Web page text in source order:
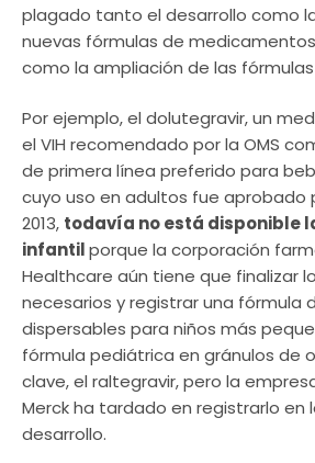
plagado tanto el desarrollo como
nuevas fórmulas de
como la ampliación de las
Por ejemplo, el dolutegravir, un
el VIH recomendado por la OMS
de primera línea preferido para
cuyo uso en adultos fue aprobado
2013, todavía no está disponible
infantilporque la corporación
Healthcare aún tiene que finalizar
necesarios y registrar una fórmula
dispersables para niños más
fórmula pediátrica en gránulos de
clave, el raltegravir, pero la
Merck ha tardado en registrarlo en
desarrollo.